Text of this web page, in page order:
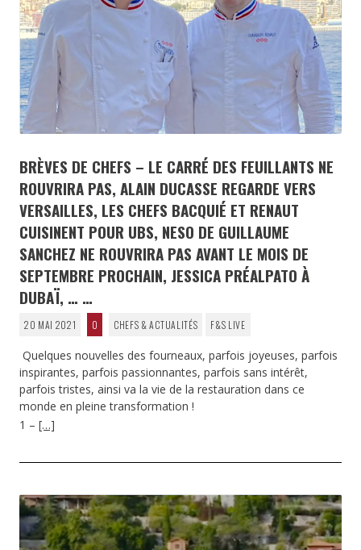
BRÈVES DE CHEFS – LE CARRÉ DES FEUILLANTS NE
ROUVRIRA PAS, ALAIN DUCASSE REGARDE VERS
VERSAILLES, LES CHEFS BACQUIÉ ET RENAUT
CUISINENT POUR UBS, NESO DE GUILLAUME
SANCHEZ NE ROUVRIRA PAS AVANT LE MOIS DE
SEPTEMBRE PROCHAIN, JESSICA PRÉALPATO À
DUBAÏ, … …
20 MAI 2021 0 CHEFS & ACTUALITÉS F&S LIVE
Quelques nouvelles des fourneaux, parfois joyeuses, parfois
inspirantes, parfois passionnantes, parfois sans intérêt,
parfois tristes, ainsi va la vie de la restauration dans ce
monde en pleine transformation !
1 – […]